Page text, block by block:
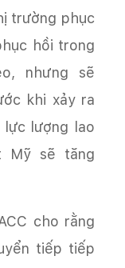
trường phục
hồi trong
nhưng sẽ
khi xảy ra
lực lượng lao
Mỹ sẽ tăng
cho rằng
tiếp tiếp